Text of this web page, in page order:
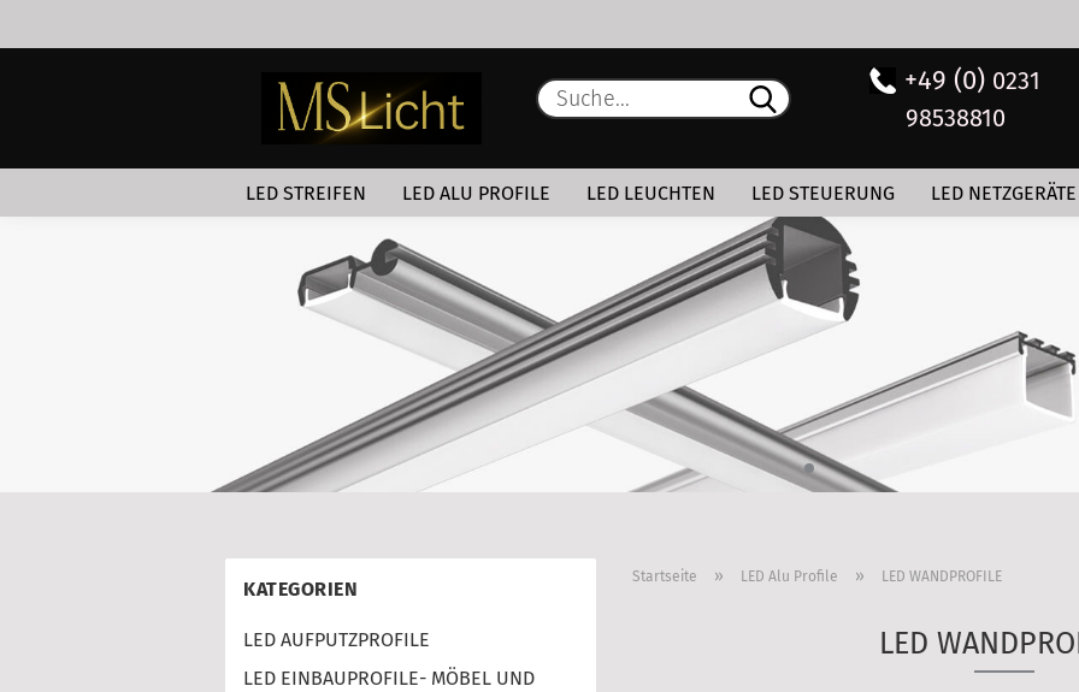
Lieferland
Suche... +49 (0) 0231
98538810
LED STREIFEN LED ALU PROFILE LED LEUCHTEN LED STEUERUNG LED NETZGERÄTE
Startseite » LED Alu Profile » LED WANDPROFILE
LED
KATEGORIEN
LED AUFPUTZPROFILE
LED EINBAUPROFILE- MÖBEL UND